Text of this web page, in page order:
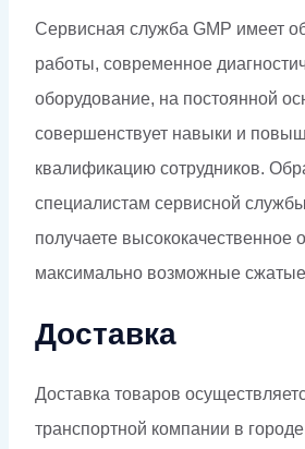
Сервисная служба GMP имеет
работы, современное
оборудование, на постоянной
совершенствует навыки и
квалификацию сотрудников.
специалистам сервисной
получаете высококачественное
максимально возможные сжатые
Доставка
Доставка товаров
транспортной компании в